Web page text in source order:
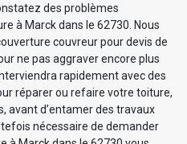
des problèmes
à Marck dans le 62730. Nous
couvreur pour devis de
ne pas aggraver encore plus
rapidement avec des
réparer ou refaire votre toiture,
avant d’entamer des travaux
nécessaire de demander